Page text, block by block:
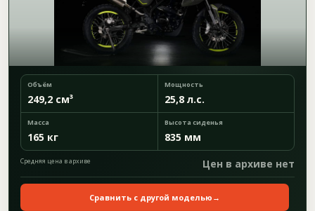
Объём
249,2 см³
Мощность
25,8 л.с.
Масса
165 кг
Высота сиденья
835 мм
Средняя цена в архиве Цен в архиве нет
Сравнить с другой моделью →